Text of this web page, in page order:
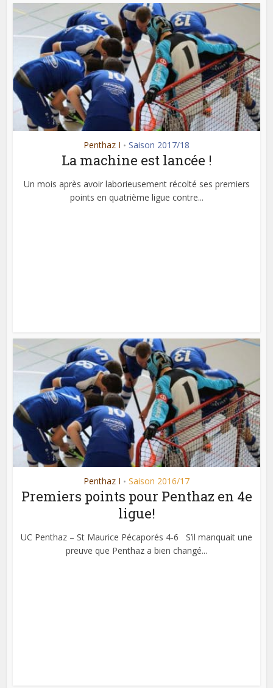
Penthaz I • Saison 2017/18
La machine est lancée !
Un mois après avoir laborieusement récolté ses premiers
points en quatrième ligue contre...
Penthaz I • Saison 2016/17
Premiers points pour Penthaz en 4e
ligue!
UC Penthaz – St Maurice Pécaporés 4-6 S’il manquait une
preuve que Penthaz a bien changé...